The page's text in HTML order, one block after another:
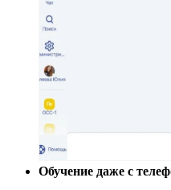
Обучение даже с